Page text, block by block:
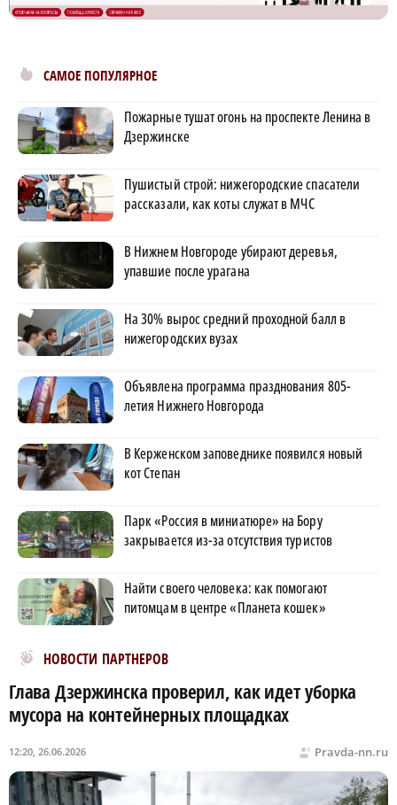
САМОЕ ПОПУЛЯРНОЕ
Пожарные тушат огонь на проспекте Ленина в
Дзержинске
Пушистый строй: нижегородские спасатели
рассказали, как коты служат в МЧС
В Нижнем Новгороде убирают деревья,
упавшие после урагана
На 30% вырос средний проходной балл в
нижегородских вузах
Объявлена программа празднования 805-
летия Нижнего Новгорода
В Керженском заповеднике появился новый
кот Степан
Парк «Россия в миниатюре» на Бору
закрывается из-за отсутствия туристов
Найти своего человека: как помогают
питомцам в центре «Планета кошек»
НОВОСТИ ПАРТНЕРОВ
Новости МирТесен
Глава Дзержинска проверил, как идет уборка
мусора на контейнерных площадках
Pravda-nn.ru
12:20, 26.06.2026